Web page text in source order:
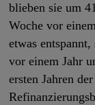
blieben sie um
Woche vor
etwas
vor einem Jahr
ersten Jahren